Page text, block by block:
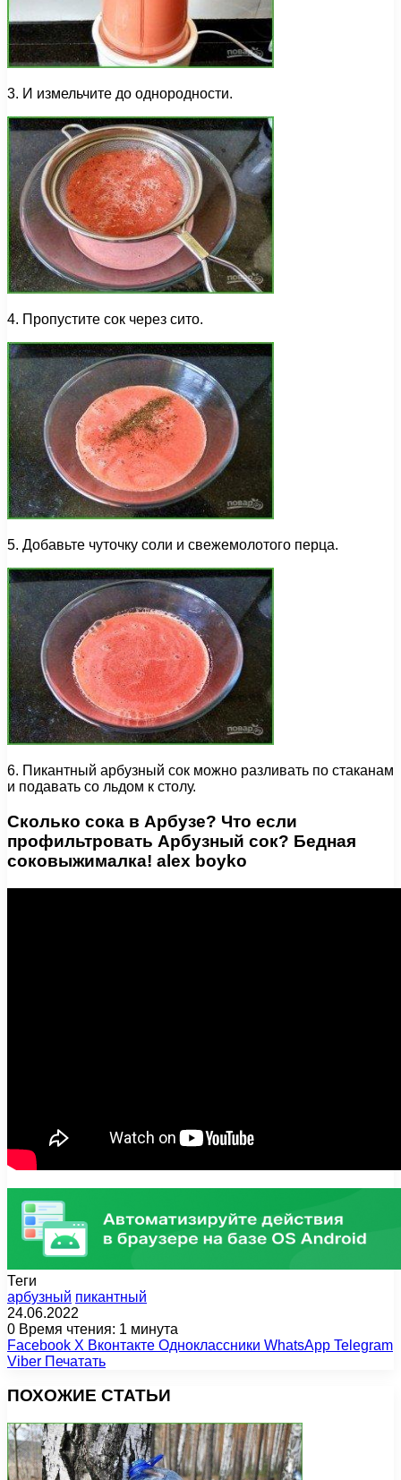
3. И измельчите до однородности.
4. Пропустите сок через сито.
5. Добавьте чуточку соли и свежемолотого перца.
6. Пикантный арбузный сок можно разливать по стаканам
и подавать со льдом к столу.
Сколько сока в Арбузе? Что если
профильтровать Арбузный сок? Бедная
соковыжималка! alex boyko
Теги
арбузный пикантный
24.06.2022
0 Время чтения: 1 минута
Facebook X Вконтакте Одноклассники WhatsApp Telegram
Viber Печатать
ПОХОЖИЕ СТАТЬИ